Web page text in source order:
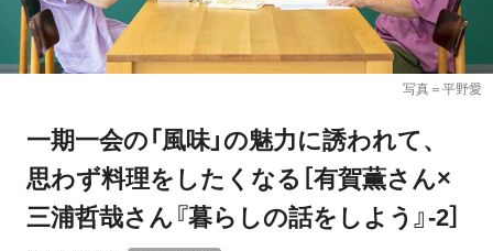
生協の宅配パルシステム
写真＝平野愛
一期一会の「風味」の魅力に誘われて、
思わず料理をしたくなる［有賀薫さん×
三浦哲哉さん『暮らしの話をしよう』-2］